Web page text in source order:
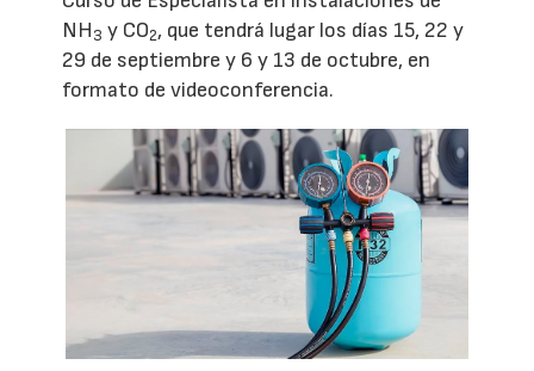
NH3 y CO2, que tendrá lugar los días 15, 22 y
29 de septiembre y 6 y 13 de octubre, en
formato de videoconferencia.